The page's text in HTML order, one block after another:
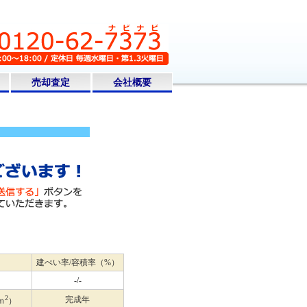
売却査定 会社概要
建ぺい率/容積率（%）
-/-
2）
完成年